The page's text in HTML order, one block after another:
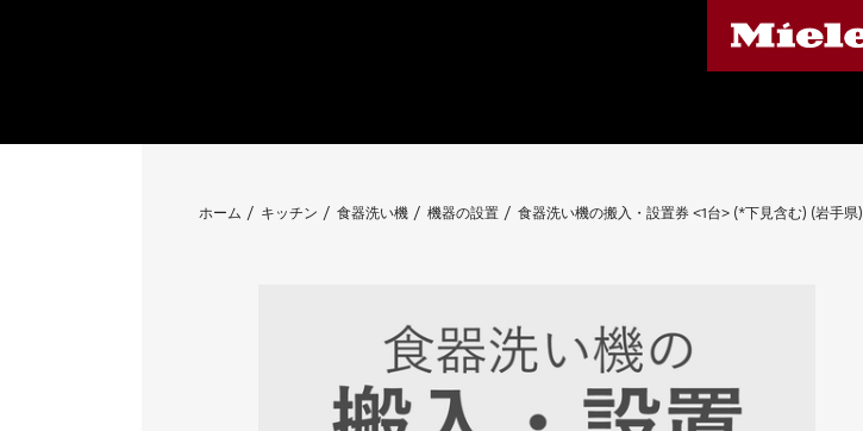
ホーム キッチン 食器洗い機 機器の設置 食器洗い機の搬入・設置券 <1台> (*下見含む) (岩手県)